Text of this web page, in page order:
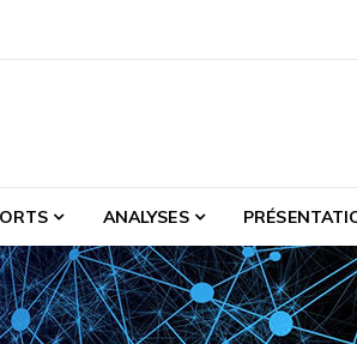
et etudes relatives à la gestion
ANALYSES